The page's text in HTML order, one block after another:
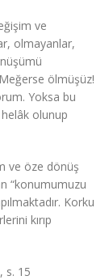
ve
olmayanlar,
ölmüşüz!
Yoksa bu
olunup
ve öze dönüş
“konumumuzu
Korku
kırıp
s. 15